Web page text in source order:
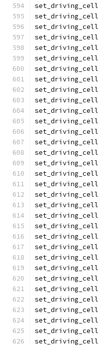
set_driving_cell
set_driving_cell
set_driving_cell
set_driving_cell
set_driving_cell
set_driving_cell
set_driving_cell
set_driving_cell
set_driving_cell
set_driving_cell
set_driving_cell
set_driving_cell
set_driving_cell
set_driving_cell
set_driving_cell
set_driving_cell
set_driving_cell
set_driving_cell
set_driving_cell
set_driving_cell
set_driving_cell
set_driving_cell
set_driving_cell
set_driving_cell
set_driving_cell
set_driving_cell
set_driving_cell
set_driving_cell
set_driving_cell
set_driving_cell
set_driving_cell
set_driving_cell
set_driving_cell